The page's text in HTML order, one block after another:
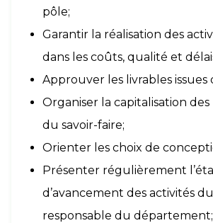
pôle;
Garantir la réalisation des
dans les coûts, qualité et
Approuver les livrables issues
Organiser la capitalisation
du savoir-faire;
Orienter les choix de
Présenter régulièrement
d’avancement des activités
responsable du département;